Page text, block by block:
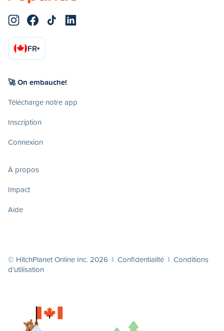
FR▾
🚀 On embauche!
Télécharge notre app
Inscription
Connexion
À propos
Impact
Aide
© HitchPlanet Online Inc. 2026 | Confidentialité | Conditions
d'utilisation